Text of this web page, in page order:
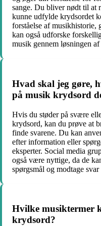
sange. Du bliver nødt til at
kunne udfylde krydsordet
forståelse af musikhistorie,
kan også udforske
musik gennem løsningen
Hvad skal jeg gøre,
på musik krydsord
Hvis du støder på svære
krydsord, kan du prøve at
finde svarene. Du kan
efter information eller
eksperter. Social media
også være nyttige, da de
spørgsmål og modtage
Hvilke musiktermer
krydsord?